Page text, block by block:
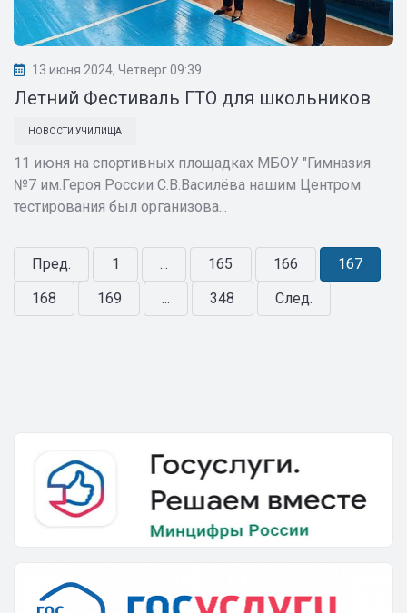
13 июня 2024, Четверг 09:39
Летний Фестиваль ГТО для школьников
НОВОСТИ УЧИЛИЩА
11 июня на спортивных площадках МБОУ "Гимназия
№7 им.Героя России С.В.Василёва нашим Центром
тестирования был организова...
Пред. 1 ... 165 166
167
168
169 ... 348 След.